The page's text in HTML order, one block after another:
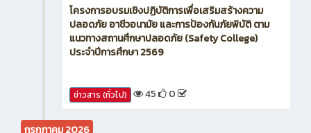
โครงการอบรมเชิงปฏิบัติการเพื่อเสริมสร้างความ
ปลอดภัย อาชีวอนามัย และการป้องกันภัยพิบัติ ตาม
แนวทางสถานศึกษาปลอดภัย (Safety College)
45 0